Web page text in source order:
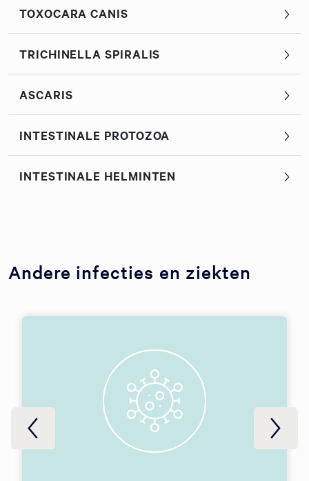
TOXOCARA CANIS
TRICHINELLA SPIRALIS
ASCARIS
INTESTINALE PROTOZOA
INTESTINALE HELMINTEN
Andere infecties en ziekten